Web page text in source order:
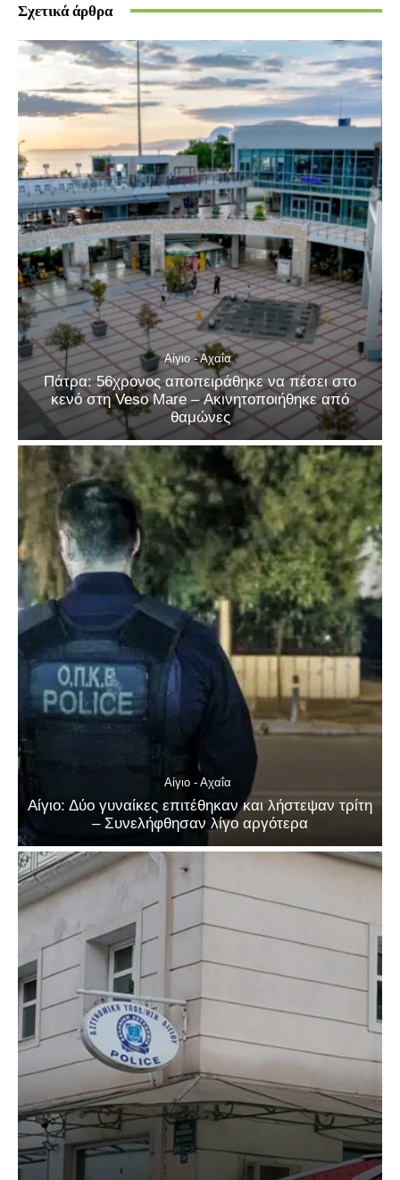
Σχετικά άρθρα
Αίγιο - Αχαΐα
Πάτρα: 56χρονος αποπειράθηκε να πέσει στο
κενό στη Veso Mare – Ακινητοποιήθηκε από
θαμώνες
Αίγιο - Αχαΐα
Αίγιο: Δύο γυναίκες επιτέθηκαν και λήστεψαν τρίτη
– Συνελήφθησαν λίγο αργότερα